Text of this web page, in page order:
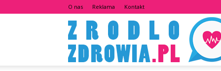
O nas Reklama Kontakt